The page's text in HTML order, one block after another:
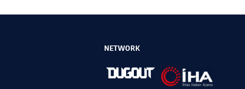
NETWORK